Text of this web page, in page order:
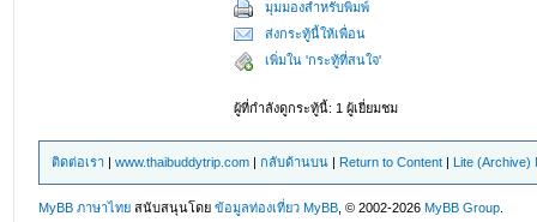
มุมมองสำหรับพิมพ์
ส่งกระทู้นี้ให้เพื่อน
เพิ่มใน 'กระทู้ที่สนใจ'
ผู้ที่กำลังดูกระทู้นี้: 1 ผู้เยี่ยมชม
ติดต่อเรา |www.thaibuddytrip.com |กลับด้านบน | Return to Content | Lite (Archive)
MyBB ภาษาไทย สนับสนุนโดยข้อมูลท่องเที่ยว MyBB , © 2002-2026MyBB Group